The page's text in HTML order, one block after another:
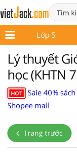
4 Lớp 5
Lý thuyết
học (KHTN
HOT
Sale 40%
Shopee mall
Trang trước